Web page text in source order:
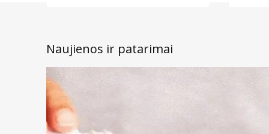
Naujienos ir patarimai